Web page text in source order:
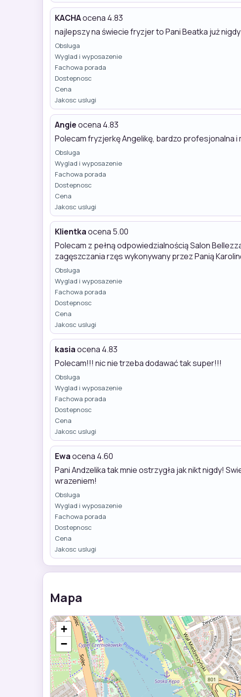
KACHAocena 4.83
najlepszy na świecie fryzjer to Pani Beatka już
Obsluga
Wyglad i wyposazenie
Fachowa porada
Dostepnosc
Cena
Jakosc uslugi
Angieocena 4.83
Polecam fryzjerkę Angelikę, bardzo profesjonalna i
Obsluga
Wyglad i wyposazenie
Fachowa porada
Dostepnosc
Cena
Jakosc uslugi
Klientkaocena 5.00
Polecam z pełną odpowiedzialnością Salon
zagęszczania rzęs wykonywany przez Panią
Obsluga
Wyglad i wyposazenie
Fachowa porada
Dostepnosc
Cena
Jakosc uslugi
kasiaocena 4.83
Polecam!!! nic nie trzeba dodawać tak super!!!
Obsluga
Wyglad i wyposazenie
Fachowa porada
Dostepnosc
Cena
Jakosc uslugi
Ewaocena 4.60
Pani Andzelika tak mnie ostrzygła jak nikt nigdy!
wrazeniem!
Obsluga
Wyglad i wyposazenie
Fachowa porada
Dostepnosc
Cena
Jakosc uslugi
Mapa
+
−